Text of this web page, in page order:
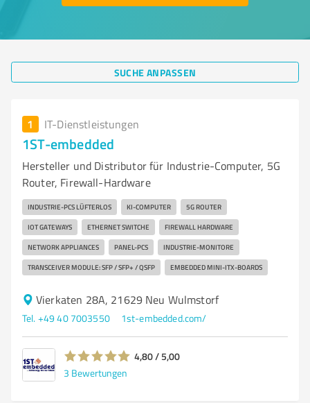
SUCHE ANPASSEN
1 IT-Dienstleistungen
1ST-embedded
Hersteller und Distributor für Industrie-Computer, 5G
Router, Firewall-Hardware
INDUSTRIE-PCS LÜFTERLOS KI-COMPUTER 5G ROUTER
IOT GATEWAYS ETHERNET SWITCHE FIREWALL HARDWARE
NETWORK APPLIANCES PANEL-PCS INDUSTRIE-MONITORE
TRANSCEIVER MODULE: SFP / SFP+ / QSFP EMBEDDED MINI-ITX-BOARDS
Vierkaten 28A, 21629 Neu Wulmstorf
Tel. +49 40 7003550 1st-embedded.com/
4,80 / 5,00
3 Bewertungen